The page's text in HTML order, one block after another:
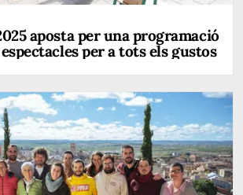
aposta per una programació
per a tots els gustos